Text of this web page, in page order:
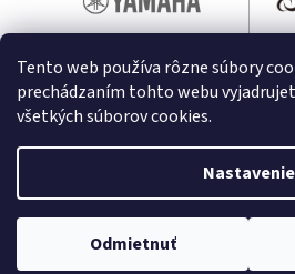
Tento web používa rôzne súbory
prechádzaním tohto webu
všetkých súborov cookies.
Nastavenie
Odmietnuť
Vytvoril
Copyright 2026melodyshop.sk.
Upraviť nastavenie